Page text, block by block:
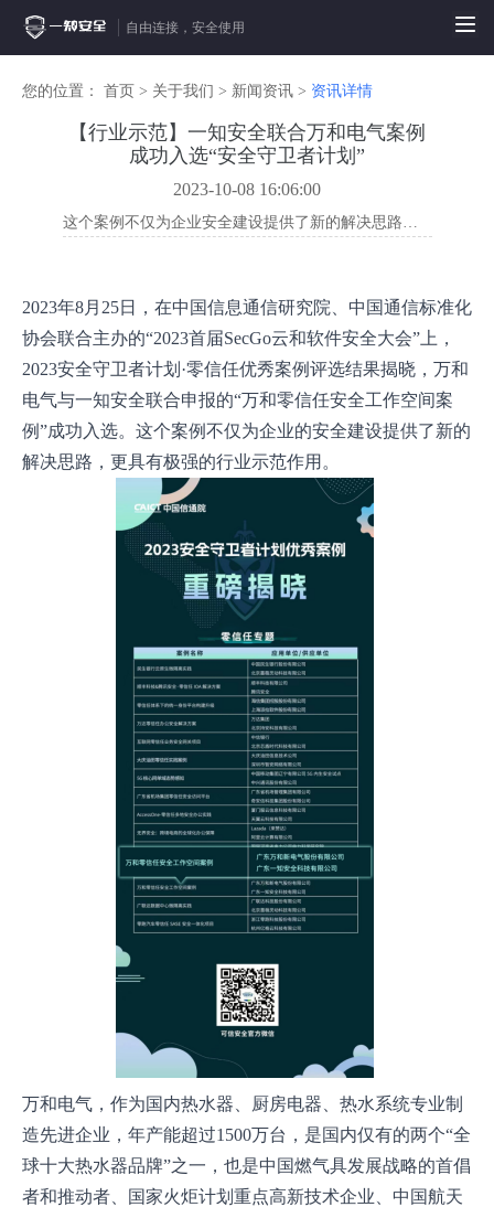
自由连接，安全使用
您的位置： 首页 > 关于我们 > 新闻资讯 > 资讯详情
【行业示范】一知安全联合万和电气案例
成功入选“安全守卫者计划”
2023-10-08 16:06:00
这个案例不仅为企业安全建设提供了新的解决思路，更具有极强的行业示范作用
2023年8月25日，在中国信息通信研究院、中国通信标准化
协会联合主办的“2023首届SecGo云和软件安全大会”上，
2023安全守卫者计划·零信任优秀案例评选结果揭晓，万和
电气与一知安全联合申报的“万和零信任安全工作空间案
例”成功入选。这个案例不仅为企业的安全建设提供了新的
解决思路，更具有极强的行业示范作用。
万和电气，作为国内热水器、厨房电器、热水系统专业制
造先进企业，年产能超过1500万台，是国内仅有的两个“全
球十大热水器品牌”之一，也是中国燃气具发展战略的首倡
者和推动者、国家火炬计划重点高新技术企业、中国航天